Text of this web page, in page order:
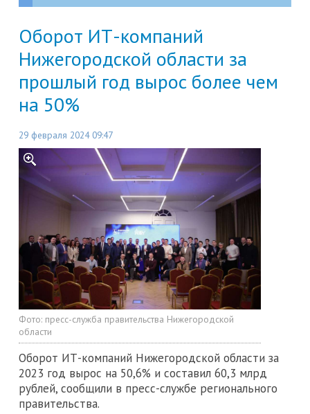
Оборот ИТ-компаний
Нижегородской области за
прошлый год вырос более чем
на 50%
29 февраля 2024 09:47
Фото: пресс-служба правительства Нижегородской
области
Оборот ИТ-компаний Нижегородской области за
2023 год вырос на 50,6% и составил 60,3 млрд
рублей, сообщили в пресс-службе регионального
правительства.